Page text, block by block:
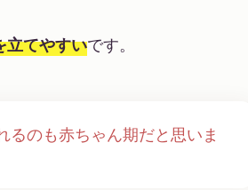
立てやすいです。
るのも赤ちゃん期だと思いま